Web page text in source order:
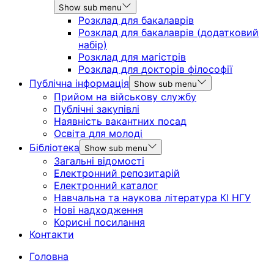
Show sub menu
Розклад для бакалаврів
Розклад для бакалаврів (додатковий
набір)
Розклад для магістрів
Розклад для докторів філософії
Публічна інформація
Show sub menu
Прийом на військову службу
Публічні закупівлі
Наявність вакантних посад
Освіта для молоді
Бібліотека
Show sub menu
Загальні відомості
Електронний репозитарій
Електронний каталог
Навчальна та наукова література КІ НГУ
Нові надходження
Корисні посилання
Контакти
Головна